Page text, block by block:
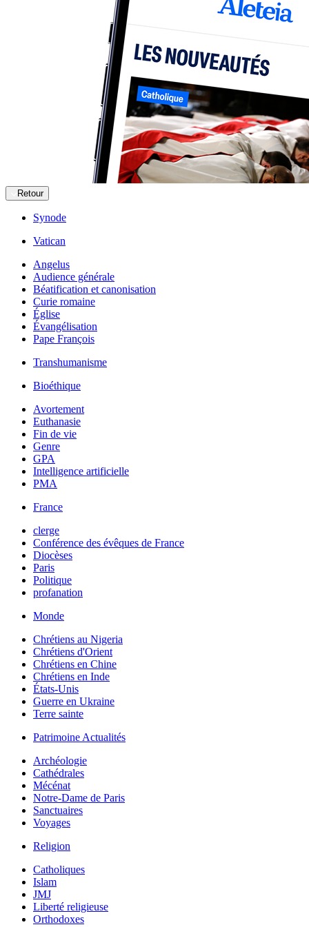
Retour
Synode
Vatican
Angelus
Audience générale
Béatification et canonisation
Curie romaine
Église
Évangélisation
Pape François
Transhumanisme
Bioéthique
Avortement
Euthanasie
Fin de vie
Genre
GPA
Intelligence artificielle
PMA
France
clerge
Conférence des évêques de France
Diocèses
Paris
Politique
profanation
Monde
Chrétiens au Nigeria
Chrétiens d'Orient
Chrétiens en Chine
Chrétiens en Inde
États-Unis
Guerre en Ukraine
Terre sainte
Patrimoine Actualités
Archéologie
Cathédrales
Mécénat
Notre-Dame de Paris
Sanctuaires
Voyages
Religion
Catholiques
Islam
JMJ
Liberté religieuse
Orthodoxes